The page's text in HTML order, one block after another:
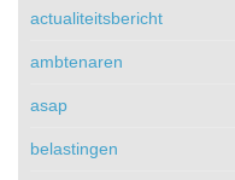
actualiteitsbericht
ambtenaren
asap
belastingen